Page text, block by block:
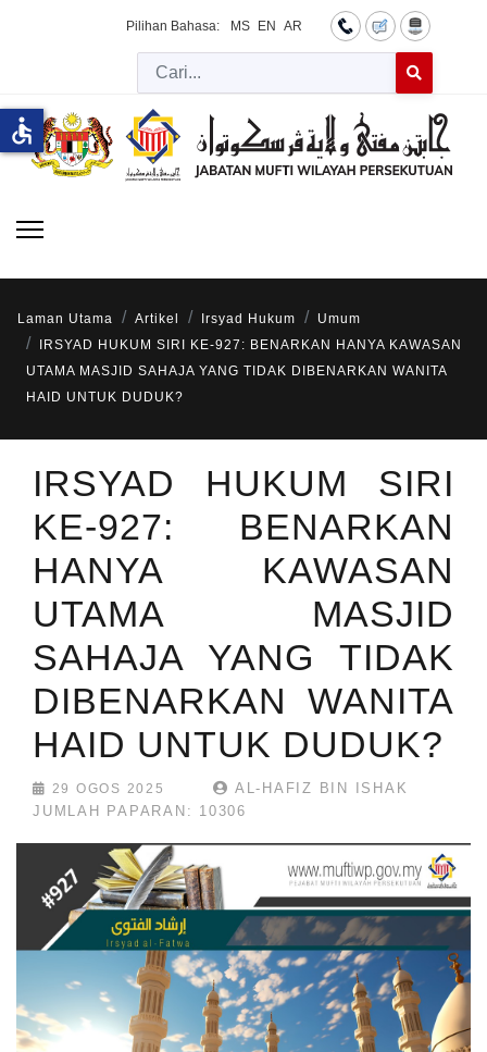
Pilihan Bahasa: MS EN AR
Cari
Laman Utama Artikel Irsyad Hukum
Umum
IRSYAD HUKUM SIRI KE-927: BENARKAN HANYA KAWASAN
UTAMA MASJID SAHAJA YANG TIDAK DIBENARKAN WANITA
HAID UNTUK DUDUK?
IRSYAD HUKUM SIRI
KE-927: BENARKAN
HANYA KAWASAN
UTAMA MASJID
SAHAJA YANG TIDAK
DIBENARKAN WANITA
HAID UNTUK DUDUK?
29 OGOS 2025
AL-HAFIZ BIN ISHAK
JUMLAH PAPARAN: 10306
accessible